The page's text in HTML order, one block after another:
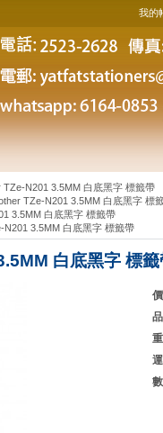
我的
TZe-N201 3.5MM 白底黑字 標籤帶
TZe-N201 3.5MM 白底黑字 標
3.5MM 白底黑字 標籤帶
N201 3.5MM 白底黑字 標籤帶
白底黑字 標籤